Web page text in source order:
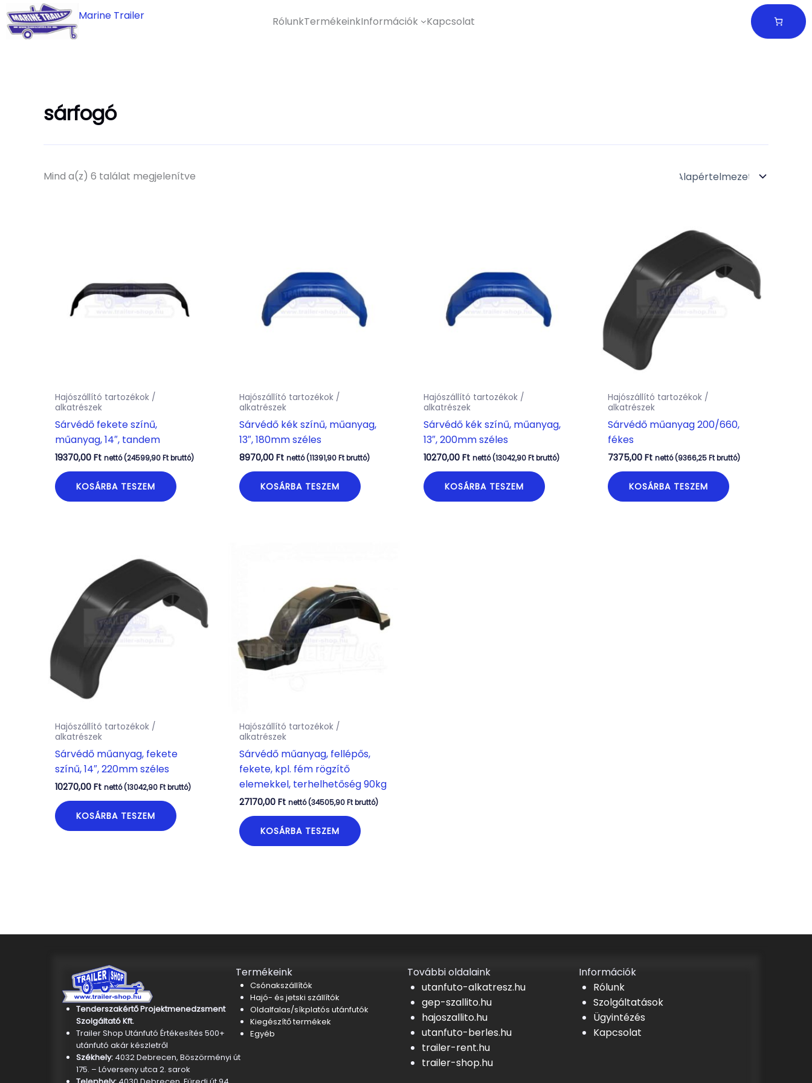
to
content
Marine Trailer RólunkTermékeinkInformációk Kapcsolat
sárfogó
Mind a(z) 6 találat megjelenítve
Hajószállító tartozékok /
alkatrészek
Sárvédő fekete színű,
műanyag, 14″, tandem
19370,00Ft nettó (24599,90 Ft bruttó)
KOSÁRBA TESZEM
Hajószállító tartozékok /
alkatrészek
Sárvédő kék színű, műanyag,
13″, 180mm széles
8970,00Ft nettó (11391,90 Ft bruttó)
KOSÁRBA TESZEM
Hajószállító tartozékok /
alkatrészek
Sárvédő kék színű, műanyag,
13″, 200mm széles
10270,00Ft nettó (13042,90 Ft bruttó)
KOSÁRBA TESZEM
Hajószállító tartozékok /
alkatrészek
Sárvédő műanyag 200/660,
fékes
7375,00Ft nettó (9366,25 Ft bruttó)
KOSÁRBA TESZEM
Hajószállító tartozékok /
alkatrészek
Sárvédő műanyag, fekete
színű, 14″, 220mm széles
10270,00Ft nettó (13042,90 Ft bruttó)
KOSÁRBA TESZEM
Hajószállító tartozékok /
alkatrészek
Sárvédő műanyag, fellépős,
fekete, kpl. fém rögzítő
elemekkel, terhelhetőség 90kg
27170,00Ft nettó (34505,90 Ft bruttó)
KOSÁRBA TESZEM
Tenderszakértő Projektmenedzsment
Szolgáltató Kft.
Trailer Shop Utánfutó Értékesítés 500+
utánfutó akár készletről
Székhely: 4032 Debrecen, Böszörményi út
175. – Lóverseny utca 2. sarok
Termékeink
Csónakszállítók
Hajó- és jetski szállítók
Oldalfalas/síkplatós utánfutók
Kiegészítő termékek
Egyéb
További oldalaink
utanfuto-alkatresz.hu
gep-szallito.hu
hajoszallito.hu
utanfuto-berles.hu
trailer-rent.hu
trailer-shop.hu
Információk
Rólunk
Szolgáltatások
Ügyintézés
Kapcsolat